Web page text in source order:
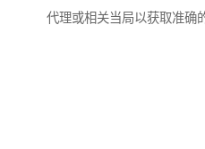
代理或相关当局以获取准确